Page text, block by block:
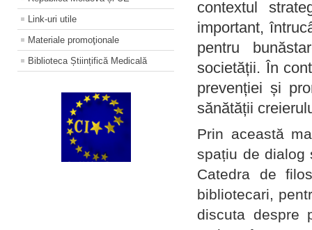
Link-uri utile
Materiale promoţionale
Biblioteca Științifică Medicală
contextul
important,
pentru
societății. În
prevenției și
sănătății
Prin această
spațiu de dialog
Catedra de
bibliotecari,
discuta despre